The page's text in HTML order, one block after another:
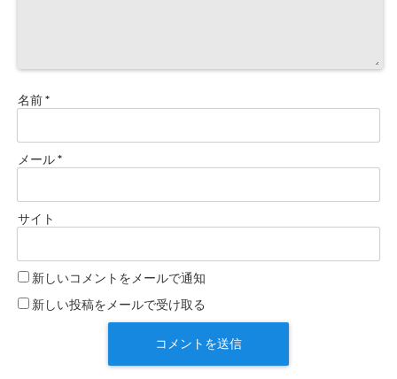
名前*
メール*
サイト
新しいコメントをメールで通知
新しい投稿をメールで受け取る